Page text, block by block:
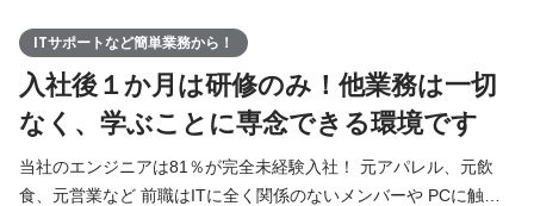
ITサポートなど簡単業務から！
入社後１か月は研修のみ！他業務は一切
なく、学ぶことに専念できる環境です
当社のエンジニアは81％が完全未経験入社！ 元アパレル、元飲
食、元営業など 前職はITに全く関係のないメンバーや PCに触っ